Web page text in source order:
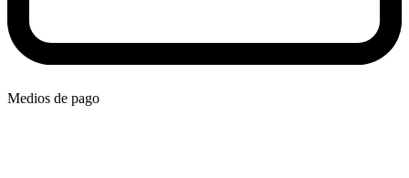
Medios de pago